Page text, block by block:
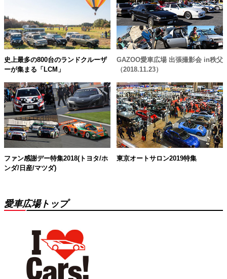
史上最多の800台のランドクルーザ
ーが集まる「LCM」
GAZOO愛車広場 出張撮影会 in秩父
（2018.11.23）
ファン感謝デー特集2018(トヨタ/ホ
ンダ/日産/マツダ)
東京オートサロン2019特集
愛車広場トップ